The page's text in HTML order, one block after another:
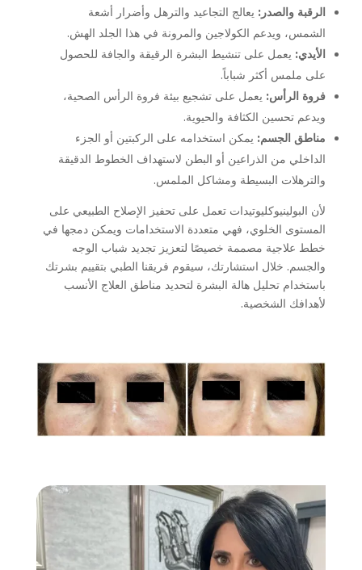
الرقبة والصدر: يعالج التجاعيد والترهل وأضرار أشعة
الشمس، ويدعم الكولاجين والمرونة في هذا الجلد الهش.
الأيدي: يعمل على تنشيط البشرة الرقيقة والجافة للحصول
على ملمس أكثر شباباً.
فروة الرأس: يعمل على تشجيع بيئة فروة الرأس الصحية،
ويدعم تحسين الكثافة والحيوية.
مناطق الجسم: يمكن استخدامه على الركبتين أو الجزء
الداخلي من الذراعين أو البطن لاستهداف الخطوط الدقيقة
والترهلات البسيطة ومشاكل الملمس.
لأن البولينيوكليوتيدات تعمل على تحفيز الإصلاح الطبيعي على
المستوى الخلوي، فهي متعددة الاستخدامات ويمكن دمجها في
خطط علاجية مصممة خصيصًا لتعزيز تجديد شباب الوجه
والجسم. خلال استشارتك، سيقوم فريقنا الطبي بتقييم بشرتك
باستخدام تحليل هالة البشرة لتحديد مناطق العلاج الأنسب
لأهدافك الشخصية.